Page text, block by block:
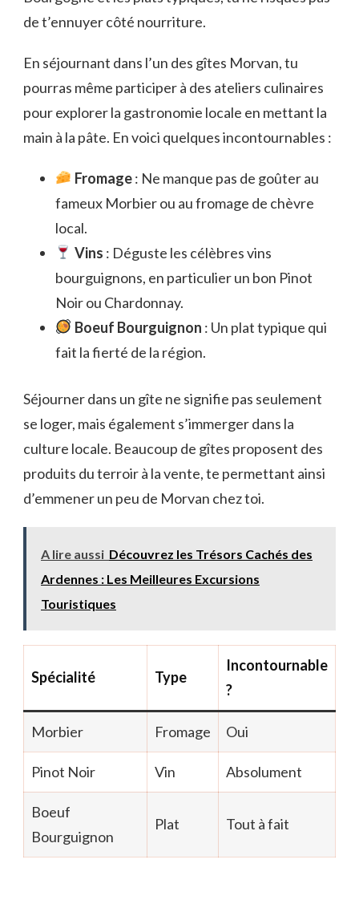
de t’ennuyer côté nourriture.
En séjournant dans l’un des gîtes Morvan, tu
pourras même participer à des ateliers culinaires
pour explorer la gastronomie locale en mettant la
main à la pâte. En voici quelques incontournables :
Fromage: Ne manque pas de goûter au
fameux Morbier ou au fromage de chèvre
local.
Vins : Déguste les célèbres vins
bourguignons, en particulier un bon Pinot
Noir ou Chardonnay.
Boeuf Bourguignon : Un plat typique qui
fait la fierté de la région.
Séjourner dans un gîte ne signifie pas seulement
se loger, mais également s’immerger dans la
culture locale. Beaucoup de gîtes proposent des
produits du terroir à la vente, te permettant ainsi
d’emmener un peu de Morvan chez toi.
A lire aussi Découvrez les Trésors Cachés des
Ardennes : Les Meilleures Excursions
Touristiques
Spécialité Type
Incontournable
?
Morbier Fromage Oui
Pinot Noir Vin Absolument
Boeuf
Bourguignon
Plat Tout à fait